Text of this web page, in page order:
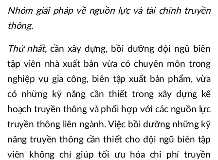
Nhóm giải pháp về nguồn lực và tài chính truyền
thông.
Thứ nhất,cần xây dựng, bồi dưỡng đội ngũ biên
tập viên nhà xuất bản vừa có chuyên môn trong
nghiệp vụ gia công, biên tập xuất bản phẩm, vừa
có những kỹ năng cần thiết trong xây dựng kế
hoạch truyền thông và phối hợp với các nguồn lực
truyền thông liên ngành. Việc bồi dưỡng những kỹ
năng truyền thông cần thiết cho đội ngũ biên tập
viên không chỉ giúp tối ưu hóa chi phí truyền